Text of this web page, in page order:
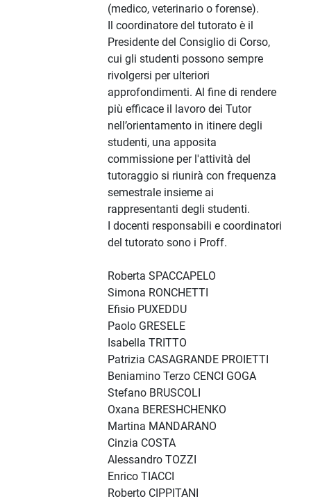
(medico, veterinario o forense).
Il coordinatore del tutorato è il
Presidente del Consiglio di Corso,
cui gli studenti possono sempre
rivolgersi per ulteriori
approfondimenti. Al fine di rendere
più efficace il lavoro dei Tutor
nell’orientamento in itinere degli
studenti, una apposita
commissione per l'attività del
tutoraggio si riunirà con frequenza
semestrale insieme ai
rappresentanti degli studenti.
I docenti responsabili e coordinatori
del tutorato sono i Proff.
Roberta SPACCAPELO
Simona RONCHETTI
Efisio PUXEDDU
Paolo GRESELE
Isabella TRITTO
Patrizia CASAGRANDE PROIETTI
Beniamino Terzo CENCI GOGA
Stefano BRUSCOLI
Oxana BERESHCHENKO
Martina MANDARANO
Cinzia COSTA
Alessandro TOZZI
Enrico TIACCI
Roberto CIPPITANI